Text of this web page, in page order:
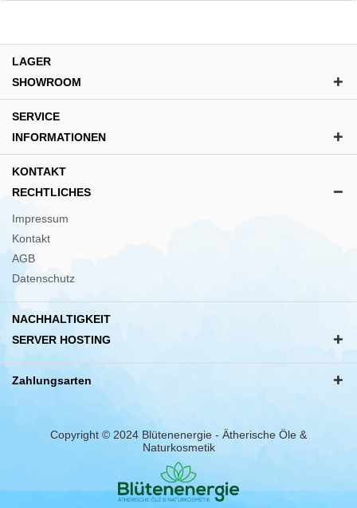
LAGER
SHOWROOM
SERVICE
INFORMATIONEN
KONTAKT
RECHTLICHES
Impressum
Kontakt
AGB
Datenschutz
NACHHALTIGKEIT
SERVER HOSTING
Zahlungsarten
Copyright © 2024 Blütenenergie - Ätherische Öle &
Naturkosmetik